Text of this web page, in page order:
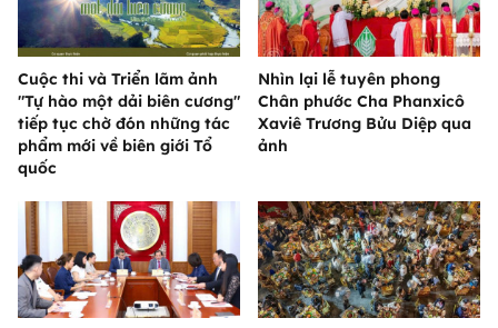
Cuộc thi và Triển lãm ảnh
"Tự hào một dải biên cương"
tiếp tục chờ đón những tác
phẩm mới về biên giới Tổ
quốc
Nhìn lại lễ tuyên phong
Chân phước Cha Phanxicô
Xaviê Trương Bửu Diệp qua
ảnh